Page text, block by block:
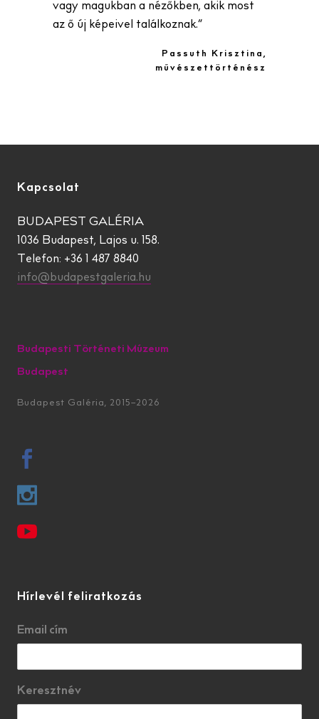
vagy magukban a nézőkben, akik most
az ő új képeivel találkoznak.”
Passuth Krisztina,
művészettörténész
Kapcsolat
BUDAPEST GALÉRIA
1036 Budapest, Lajos u. 158.
Telefon: +36 1 487 8840
info@budapestgaleria.hu
Budapesti Történeti Múzeum
Budapest
Budapest Galéria, 2015–2026
Hírlevél feliratkozás
Email cím
Keresztnév